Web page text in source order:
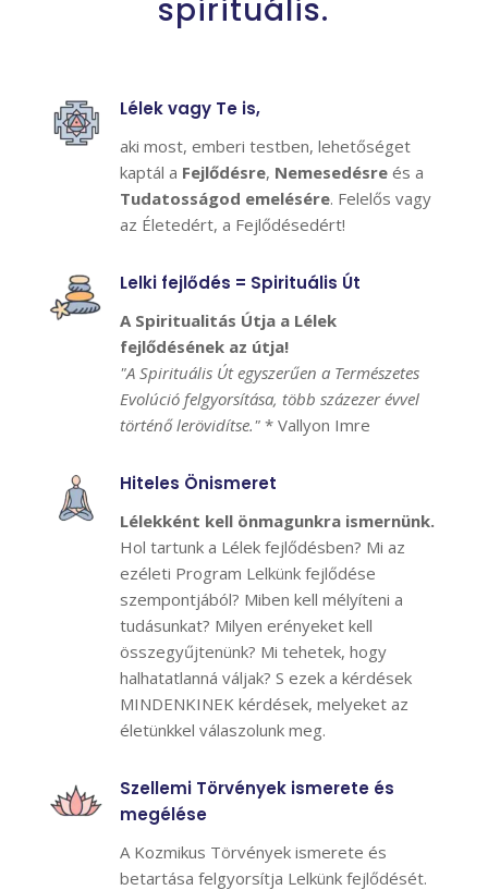
spirituális.
Lélek vagy Te is,
aki most, emberi testben, lehetőséget
kaptál a Fejlődésre, Nemesedésreés a
Tudatosságod emelésére. Felelős vagy
az Életedért, a Fejlődésedért!
Lelki fejlődés = Spirituális Út
A Spiritualitás Útja a Lélek
fejlődésének az útja!
"A Spirituális Út egyszerűen a Természetes
Evolúció felgyorsítása, több százezer évvel
történő lerövidítse."* Vallyon Imre
Hiteles Önismeret
Lélekként kell önmagunkra ismernünk.
Hol tartunk a Lélek fejlődésben? Mi az
ezéleti Program Lelkünk fejlődése
szempontjából? Miben kell mélyíteni a
tudásunkat? Milyen erényeket kell
összegyűjtenünk? Mi tehetek, hogy
halhatatlanná váljak? S ezek a kérdések
MINDENKINEK kérdések, melyeket az
életünkkel válaszolunk meg.
Szellemi Törvények ismerete és
megélése
A Kozmikus Törvények ismerete és
betartása felgyorsítja Lelkünk fejlődését.